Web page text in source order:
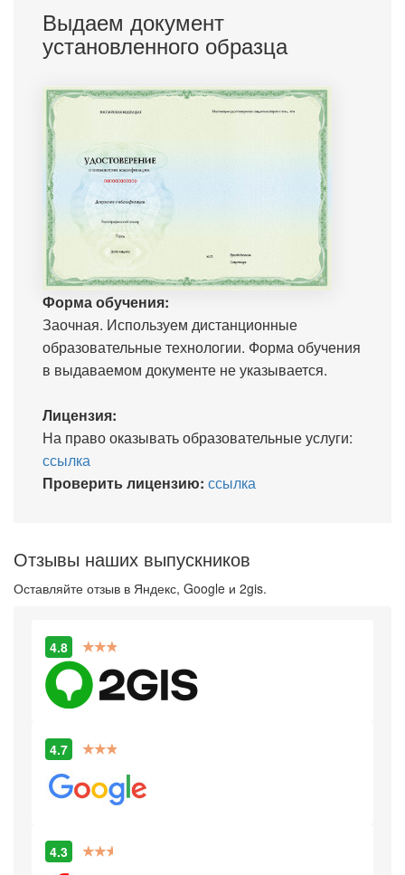
Выдаем документ
установленного образца
Форма обучения:
Заочная. Используем дистанционные
образовательные технологии. Форма обучения
в выдаваемом документе не указывается.
Лицензия:
На право оказывать образовательные услуги:
ссылка
Проверить лицензию: ссылка
Отзывы наших выпускников
Оставляйте отзыв в Яндекс, Google и 2gis.
4.8
4.7
4.3